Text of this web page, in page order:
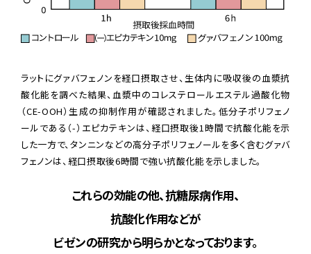
ラットにグァバフェノンを経口摂取させ、生体内に吸収後の血漿抗
酸化能を調べた結果、血漿中のコレステロールエステル過酸化物
（CE-OOH）生成の抑制作用が確認されました。低分子ポリフェノ
ールである（-）エピカテキンは、経口摂取後1時間で抗酸化能を示
した一方で、タンニンなどの高分子ポリフェノールを多く含むグァバ
フェノンは、経口摂取後6時間で強い抗酸化能を示しました。
これらの効能の他、抗糖尿病作用、
抗酸化作用などが
ビゼンの研究から明らかとなっております。